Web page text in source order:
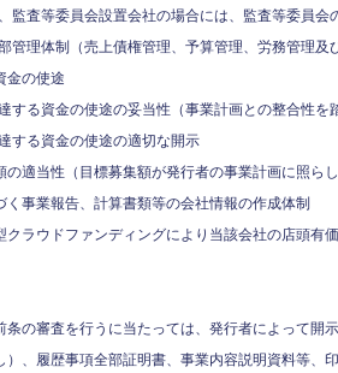
監査等委員会設置会社の場合には、監査等委員
管理体制（売上債権管理、予算管理、労務管理
金の使途
する資金の使途の妥当性（事業計画との整合性を
する資金の使途の適切な開示
の適当性（目標募集額が発行者の事業計画に照ら
く事業報告、計算書類等の会社情報の作成体制
クラウドファンディングにより当該会社の店頭有
条の審査を行うに当たっては、発行者によって開
）、履歴事項全部証明書、事業内容説明資料等、